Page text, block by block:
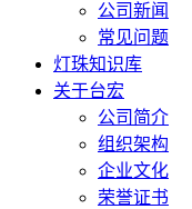
公司新闻
常见问题
灯珠知识库
关于台宏
公司简介
组织架构
企业文化
荣誉证书